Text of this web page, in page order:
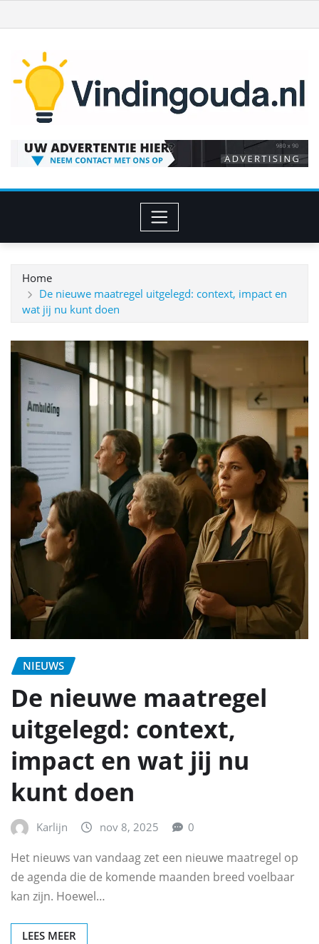
naar
inhoud
Home
De nieuwe maatregel uitgelegd: context, impact en
wat jij nu kunt doen
NIEUWS
De nieuwe maatregel
uitgelegd: context,
impact en wat jij nu
kunt doen
Karlijn nov 8, 2025 0
Het nieuws van vandaag zet een nieuwe maatregel op
de agenda die de komende maanden breed voelbaar
kan zijn. Hoewel…
LEES MEER